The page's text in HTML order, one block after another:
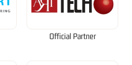
Official Partner